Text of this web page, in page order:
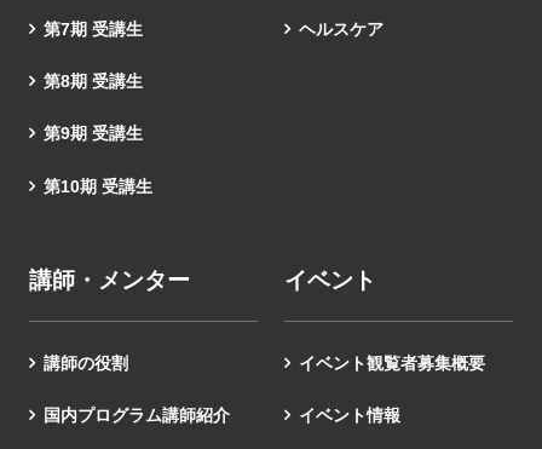
第7期 受講生
第8期 受講生
第9期 受講生
第10期 受講生
ヘルスケア
講師・メンター
講師の役割
国内プログラム講師紹介
イベント
イベント観覧者募集概要
イベント情報